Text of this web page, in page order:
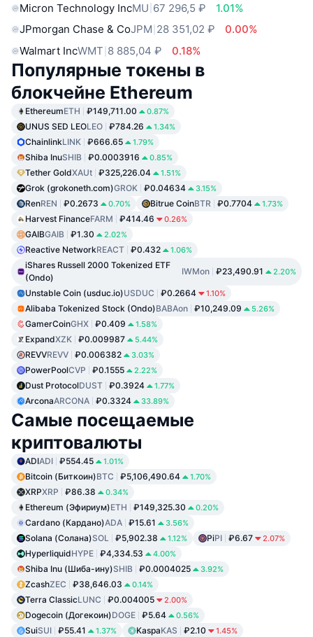
Micron Technology IncMU 67 296,5 ₽
1.01%
JPmorgan Chase & CoJPM 28 351,02 ₽
0.00%
Walmart IncWMT 8 885,04 ₽ 0.18%
Популярные токены в
блокчейне Ethereum
EthereumETH ₽149,711.00 0.87%
UNUS SED LEOLEO ₽784.26 1.34%
ChainlinkLINK ₽666.65 1.79%
Shiba InuSHIB ₽0.0003916 0.85%
Tether GoldXAUt ₽325,226.04 1.51%
Grok (grokoneth.com)GROK ₽0.04634 3.15%
RenREN ₽0.2673 0.70% Bitrue CoinBTR ₽0.7704 1.73%
Harvest FinanceFARM ₽414.46 0.26%
GAIBGAIB ₽1.30 2.02%
Reactive NetworkREACT ₽0.432 1.06%
iShares Russell 2000 Tokenized ETF
(Ondo)
IWMon ₽23,490.91 2.20%
Unstable Coin (usduc.io)USDUC ₽0.2664 1.10%
Alibaba Tokenized Stock (Ondo)BABAon ₽10,249.09 5.26%
GamerCoinGHX ₽0.409 1.58%
ExpandXZK ₽0.009987 5.44%
REVVREVV ₽0.006382 3.03%
PowerPoolCVP ₽0.1555 2.22%
Dust ProtocolDUST ₽0.3924 1.77%
ArconaARCONA ₽0.3324 33.89%
Самые посещаемые
криптовалюты
ADIADI ₽554.45 1.01%
Bitcoin (Биткоин)BTC ₽5,106,490.64 1.70%
XRPXRP ₽86.38 0.34%
Ethereum (Эфириум)ETH ₽149,325.30 0.20%
Cardano (Кардано)ADA ₽15.61 3.56%
Solana (Солана)SOL ₽5,902.38 1.12% PiPI ₽6.67 2.07%
HyperliquidHYPE ₽4,334.53 4.00%
Shiba Inu (Шиба-ину)SHIB ₽0.0004025 3.92%
ZcashZEC ₽38,646.03 0.14%
Terra ClassicLUNC ₽0.004005 2.00%
Dogecoin (Догекоин)DOGE ₽5.64 0.56%
SuiSUI ₽55.41 1.37% KaspaKAS ₽2.10 1.45%